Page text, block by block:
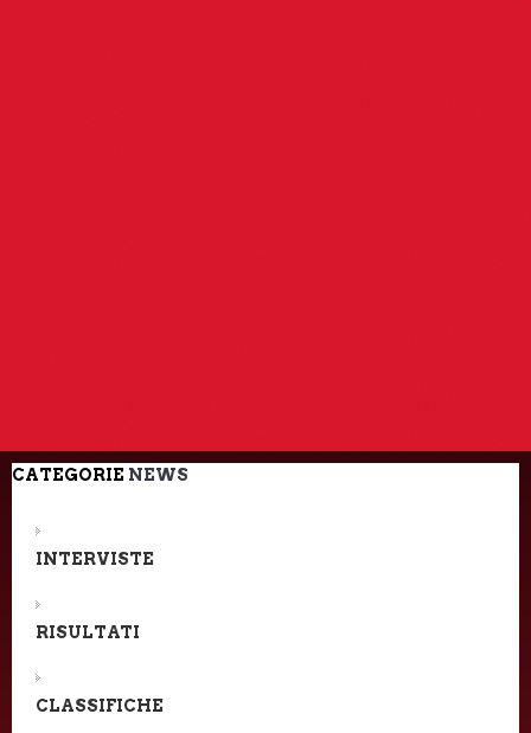
CATEGORIE NEWS
INTERVISTE
RISULTATI
CLASSIFICHE